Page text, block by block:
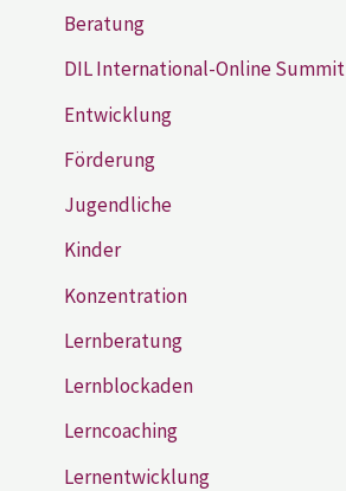
Beratung
DIL International-Online Summit
Entwicklung
Förderung
Jugendliche
Kinder
Konzentration
Lernberatung
Lernblockaden
Lerncoaching
Lernentwicklung